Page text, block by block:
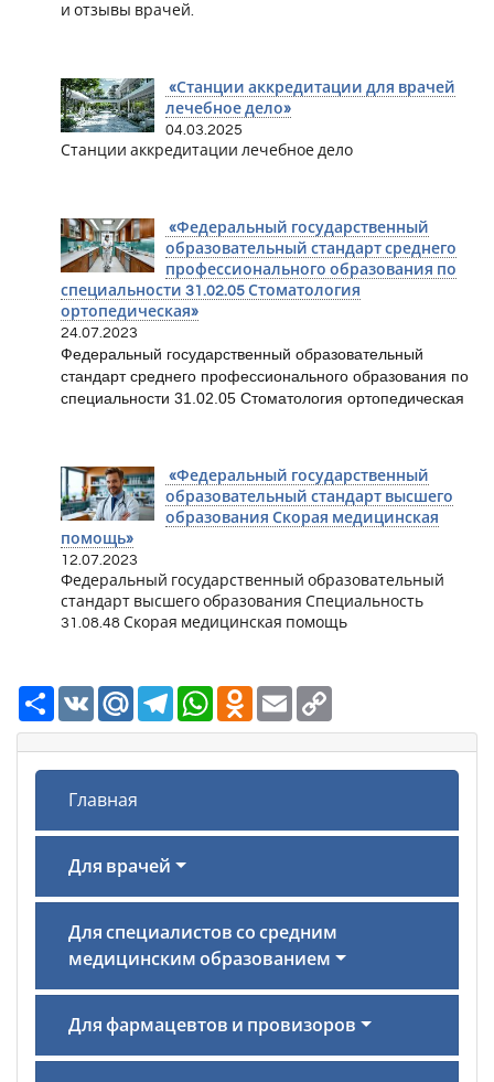
и отзывы врачей.
«Станции аккредитации для врачей
лечебное дело»
04.03.2025
Станции аккредитации лечебное дело
«Федеральный государственный
образовательный стандарт среднего
профессионального образования по
специальности 31.02.05 Стоматология
ортопедическая»
24.07.2023
Федеральный государственный образовательный
стандарт среднего профессионального образования по
специальности 31.02.05 Стоматология ортопедическая
«Федеральный государственный
образовательный стандарт высшего
образования Скорая медицинская
помощь»
12.07.2023
Федеральный государственный образовательный
стандарт высшего образования Специальность
31.08.48 Скорая медицинская помощь
РесурсVK Mail.Ru TelegramWhatsAppOdnoklassniki
Email
Главная
Для врачей
Для специалистов со средним
медицинским образованием
Для фармацевтов и провизоров